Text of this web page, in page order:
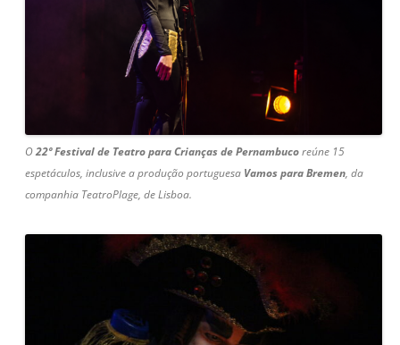
O22º Festival de Teatro para Crianças de Pernambucoreúne 15
espetáculos, inclusive a produção portuguesa Vamos para Bremen, da
companhia TeatroPlage, de Lisboa.